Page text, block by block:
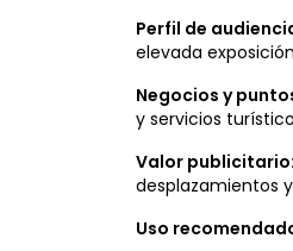
Perfil de
elevada
Negocios y
y servicios
Valor publicitario:
desplazamientos
Uso